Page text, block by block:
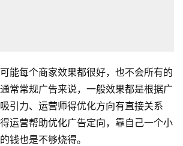
能每个商家效果都很好，也不会所有的
常常规广告来说，一般效果都是根据广
引力、运营师得优化方向有直接关系
运营帮助优化广告定向，靠自己一个小
钱也是不够烧得。